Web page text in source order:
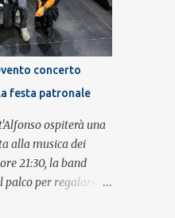
concerto
festa patronale
ospiterà una
alla musica dei
21:30, la band
palco per regalare al